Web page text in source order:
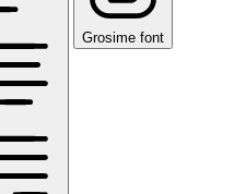
Grosime font